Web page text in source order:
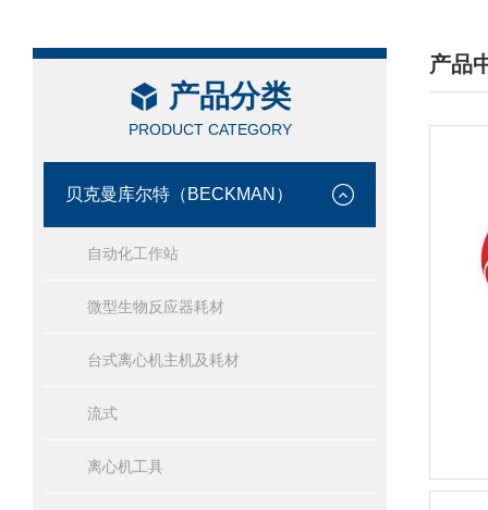
产品分类
PRODUCT CATEGORY
贝克曼库尔特（BECKMAN）
自动化工作站
微型生物反应器耗材
台式离心机主机及耗材
流式
离心机工具
产品
/